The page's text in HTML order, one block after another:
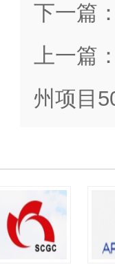
下一篇
上一篇
州项目